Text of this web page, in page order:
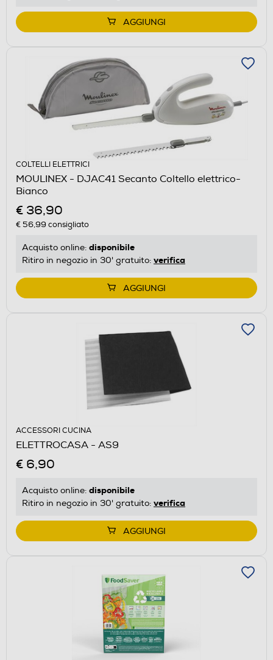
AGGIUNGI
COLTELLI ELETTRICI
MOULINEX - DJAC41 Secanto Coltello elettrico-
Bianco
€ 36,90
€ 56,99 consigliato
Acquisto online: disponibile
Ritiro in negozio in 30' gratuito: verifica
AGGIUNGI
ACCESSORI CUCINA
ELETTROCASA - AS9
€ 6,90
Acquisto online: disponibile
Ritiro in negozio in 30' gratuito: verifica
AGGIUNGI